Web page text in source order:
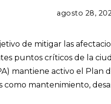
agosto 28,
de mitigar las
puntos críticos de la
mantiene activo el Plan
como mantenimiento,